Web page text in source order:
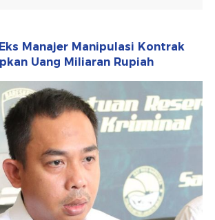
Manajer Manipulasi Kontrak
Uang Miliaran Rupiah